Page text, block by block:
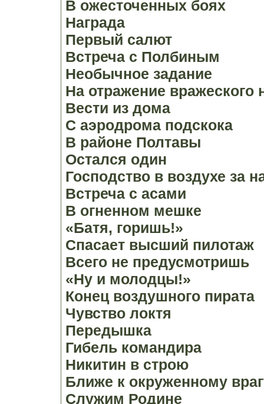
В ожесточенных боях
Награда
Первый салют
Встреча с Полбиным
Необычное задание
На отражение вражеского
Вести из дома
С аэродрома подскока
В районе Полтавы
Остался один
Господство в воздухе за
Встреча с асами
В огненном мешке
«Батя, горишь!»
Спасает высший пилотаж
Всего не предусмотришь
«Ну и молодцы!»
Конец воздушного пирата
Чувство локтя
Передышка
Гибель командира
Никитин в строю
Ближе к окруженному
Служим Родине